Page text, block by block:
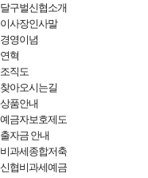
달구벌신협소개
이사장인사말
경영이념
연혁
조직도
찾아오시는길
상품안내
예금자보호제도
출자금 안내
비과세종합저축
신협비과세예금